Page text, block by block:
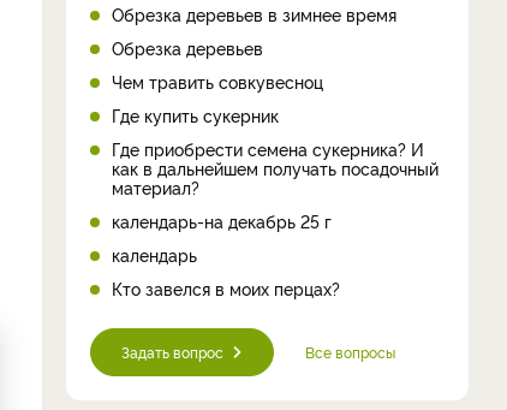
Обрезка деревьев в зимнее время
Обрезка деревьев
Чем травить совкувесноц
Где купить сукерник
Где приобрести семена сукерника? И
как в дальнейшем получать посадочный
материал?
календарь-на декабрь 25 г
календарь
Кто завелся в моих перцах?
Задать вопрос Все вопросы